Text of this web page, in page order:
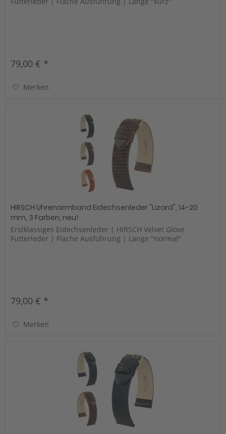
79,00 € *
Merken
HIRSCH Uhrenarmband Eidechsenleder "Lizard", 14-20
mm, 3 Farben, neu!
Erstklassiges Eidechsenleder | HIRSCH Velvet Glove
Futterleder | Flache Ausführung | Länge "normal"
79,00 € *
Merken